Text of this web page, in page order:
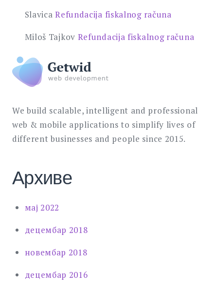
Slavica Refundacija fiskalnog računa
Miloš Tajkov Refundacija fiskalnog računa
We build scalable, intelligent and professional
web & mobile applications to simplify lives of
different businesses and people since 2015.
Архиве
мај 2022
децембар 2018
новембар 2018
децембар 2016